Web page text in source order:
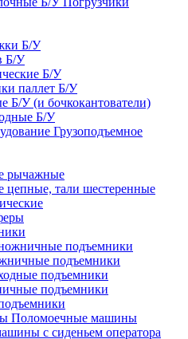
Б/У
Б/У
Б/У
паллет Б/У
Б/У (и бочкокантователи)
Б/У
Грузоподъемное
рычажные
цепные, тали шестеренные
подъемники
подъемники
подъемники
Поломоечные машины